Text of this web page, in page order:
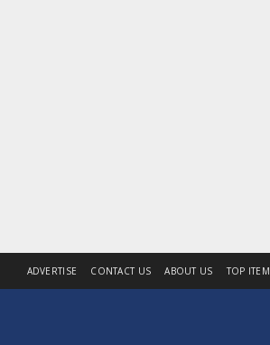
ADVERTISE CONTACT US ABOUT US TOP ITEM